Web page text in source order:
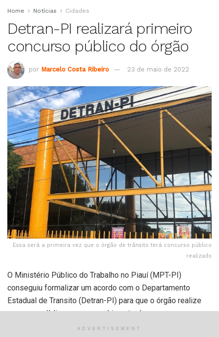
Home Notícias Cidades
Detran-PI realizará primeiro
concurso público do órgão
por Marcelo Costa Ribeiro 23 de maio de 2022
Essa será a primeira vez que o órgão de trânsito terá concurso público
realizado
O Ministério Público do Trabalho no Piauí (MPT-PI)
conseguiu formalizar um acordo com o Departamento
Estadual de Transito (Detran-PI) para que o órgão realize
concurso público para preenchimento de vagas em
diversos cargos. Com isso, essa será a primeira vez que o
ADVERTISEMENT